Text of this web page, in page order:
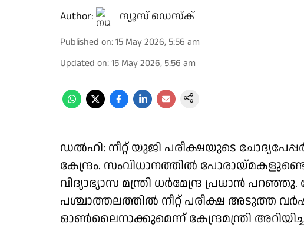
Author: ന്യൂസ് ഡെസ്ക്
Published on:15 May 2026, 5:56 am
Updated on:15 May 2026, 5:56 am
ഡൽഹി: നീറ്റ് യുജി പരീക്ഷയുടെ
കേന്ദ്രം. സംവിധാനത്തിൽ
വിദ്യാഭ്യാസ മന്ത്രി ധർമേന്ദ്ര പ്രധാൻ പറഞ്ഞു.
പശ്ചാത്തലത്തിൽ നീറ്റ് പരീക്ഷ അടുത്ത
ഓൺലൈനാക്കുമെന്ന് കേന്ദ്രമന്ത്രി